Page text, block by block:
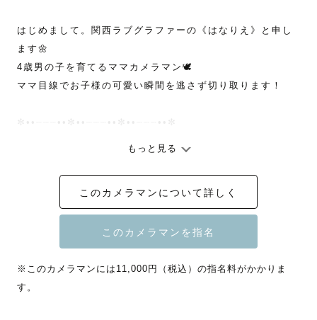
はじめまして。関西ラブグラファーの《はなりえ》と申し
ます🌼
4歳男の子を育てるママカメラマン🕊
ママ目線でお子様の可愛い瞬間を逃さず切り取ります！
👶🏻アートニューボーン認定カメラマン
👘七五三認定カメラマン
⛩️お宮参り認定カメラマン
✼••┈┈┈••✼••┈┈┈••✼••┈┈┈••✼
私のページをご覧いただきありがとうございます！
もっと見る
このカメラマンについて詳しく
※このカメラマンには11,000円（税込）の指名料がかかりま
す。